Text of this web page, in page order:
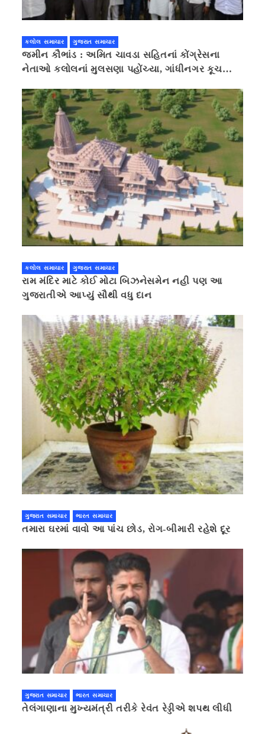
કલોલ સમાચાર ગુજરાત સમાચાર
જમીન કૌભાંડ : અમિત ચાવડા સહિતનાં કોંગ્રેસના
નેતાઓ કલોલનાં મુલસણા પહોંચ્યા, ગાંધીનગર કૂચ
કલોલ સમાચાર ગુજરાત સમાચાર
રામ મંદિર માટે કોઈ મોટા બિઝનેસમેન નહી પણ આ
ગુજરાતીએ આપ્યું સૌથી વધુ દાન
ગુજરાત સમાચાર ભારત સમાચાર
તમારા ઘરમાં વાવો આ પાંચ છોડ, રોગ-બીમારી રહેશે દૂર
ગુજરાત સમાચાર ભારત સમાચાર
તેલંગાણાના મુખ્યમંત્રી તરીકે રેવંત રેડ્ડીએ શપથ લીધી